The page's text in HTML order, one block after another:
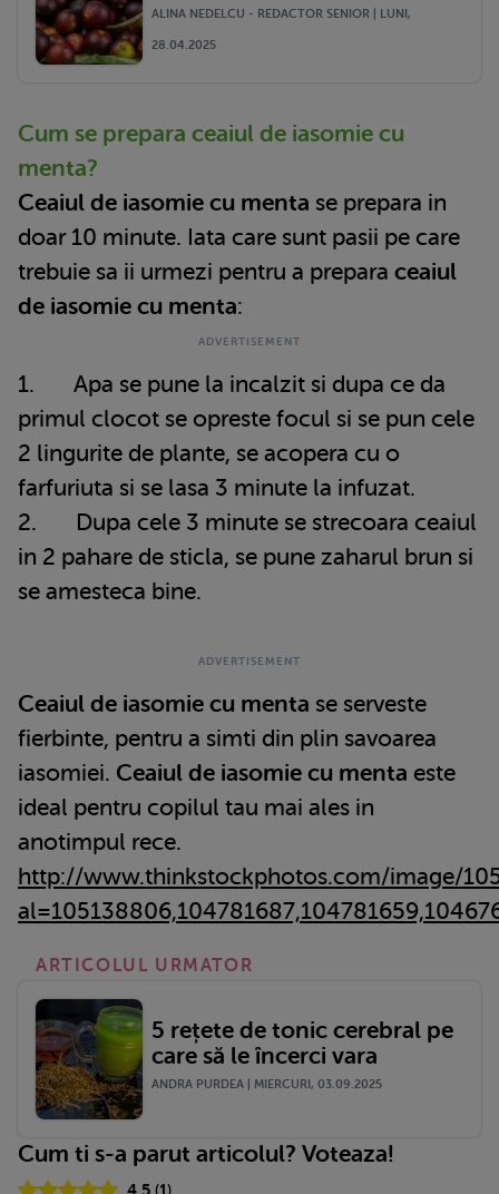
ALINA NEDELCU - REDACTOR SENIOR | LUNI,
28.04.2025
Cum se prepara ceaiul de iasomie cu
menta?
Ceaiul de iasomie cu menta se prepara in
doar 10 minute. Iata care sunt pasii pe care
trebuie sa ii urmezi pentru a prepara ceaiul
de iasomie cu menta:
1. Apa se pune la incalzit si dupa ce da
primul clocot se opreste focul si se pun cele
2 lingurite de plante, se acopera cu o
farfuriuta si se lasa 3 minute la infuzat.
2. Dupa cele 3 minute se strecoara ceaiul
in 2 pahare de sticla, se pune zaharul brun si
se amesteca bine.
Ceaiul de iasomie cu menta se serveste
fierbinte, pentru a simti din plin savoarea
iasomiei. Ceaiul de iasomie cu menta este
ideal pentru copilul tau mai ales in
anotimpul rece.
http://www.thinkstockphotos.com/image/
ARTICOLUL URMATOR
5 rețete de tonic cerebral pe
care să le încerci vara
ANDRA PURDEA | MIERCURI, 03.09.2025
Cum ti s-a parut articolul? Voteaza!
4.5(1)